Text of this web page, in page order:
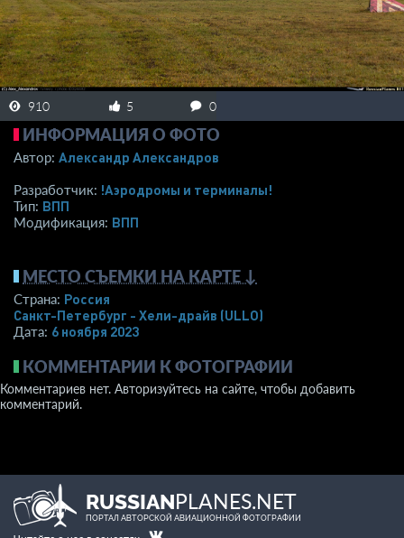
ЗАРЕГИСТРИРОВАТЬСЯ
910 5 0
ИНФОРМАЦИЯ О ФОТО
Автор: Александр Александров
Разработчик: !Аэродромы и терминалы!
Тип: ВПП
Модификация: ВПП
МЕСТО СЪЕМКИ НА КАРТЕ ↓
Страна: Россия
Санкт-Петербург - Хели-драйв (ULLO)
Дата: 6 ноября 2023
КОММЕНТАРИИ К ФОТОГРАФИИ
Комментариев нет. Авторизуйтесь на сайте, чтобы добавить
комментарий.
RUSSIANPLANES.NET
ПОРТАЛ АВТОРСКОЙ АВИАЦИОННОЙ ФОТОГРАФИИ